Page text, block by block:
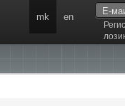
mk en